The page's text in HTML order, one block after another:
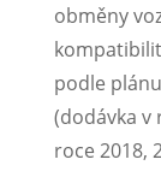
obměny
podle
(dodávka v
roce 2018,